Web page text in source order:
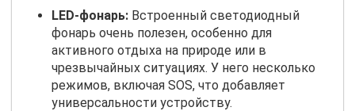
LED-фонарь: Встроенный светодиодный
фонарь очень полезен, особенно для
активного отдыха на природе или в
чрезвычайных ситуациях. У него несколько
режимов, включая SOS, что добавляет
универсальности устройству.